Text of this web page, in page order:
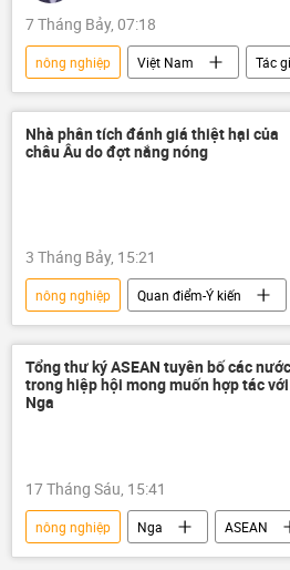
7 Tháng Bảy, 07:18
nông nghiệp Việt Nam
Tác
Quan điểm-Ý kiến
gạo
lương thực
Hoa Kỳ
Chính trị
ngoại giao
xuất
Nhà phân tích đánh giá thiệt hại của
châu Âu do đợt nắng nóng
3 Tháng Bảy, 15:21
nông nghiệp Quan điểm-Ý kiến
Châu Âu
Kinh tế
nắng
phương Tây
Tổng thư ký ASEAN tuyên bố các nước
trong hiệp hội mong muốn hợp tác với
Nga
17 Tháng Sáu, 15:41
nông nghiệp Nga
ASEAN
Việt Nam
Indonesia